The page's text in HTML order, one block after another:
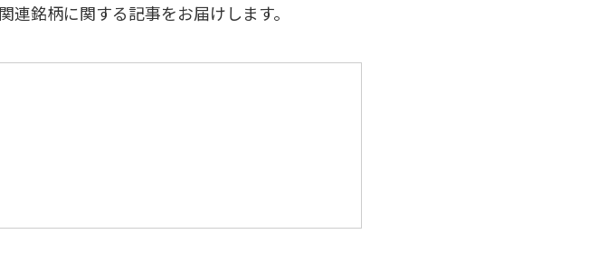
連銘柄に関する記事をお届けします。